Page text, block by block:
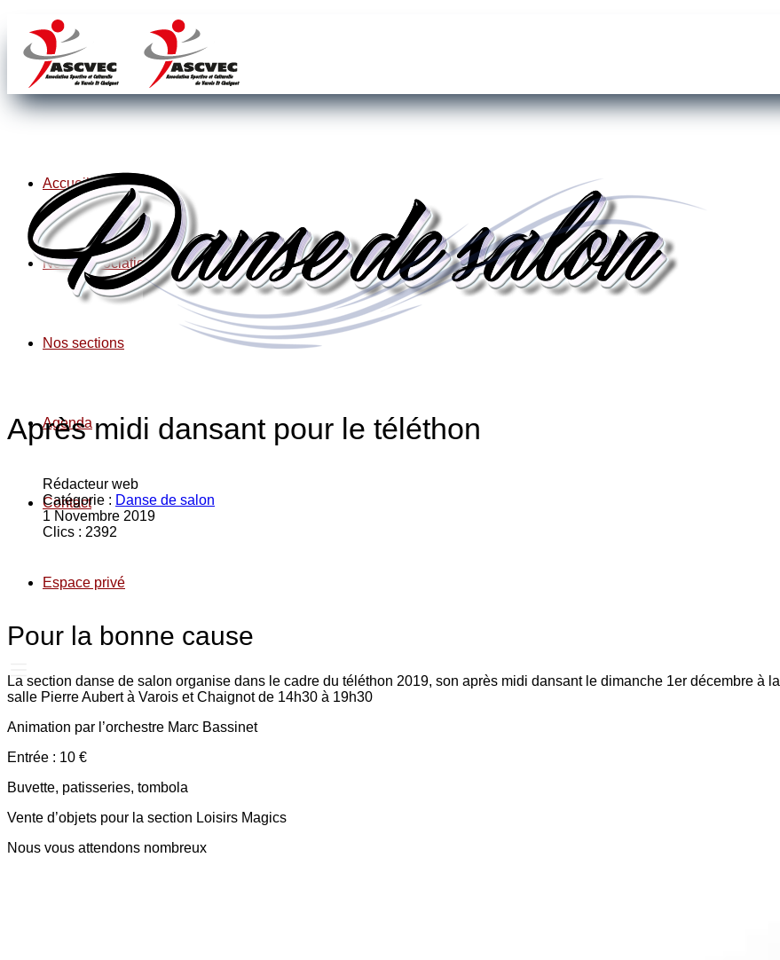
Accueil
Notre association
Nos sections
Agenda
Contact
Espace privé
Après midi dansant pour le téléthon
Rédacteur web
Catégorie : Danse de salon
1 Novembre 2019
Clics : 2392
Pour la bonne cause
La section danse de salon organise dans le cadre du téléthon 2019, son après midi dansant le dimanche 1er décembre à la
salle Pierre Aubert à Varois et Chaignot de 14h30 à 19h30
Animation par l’orchestre Marc Bassinet
Entrée : 10 €
Buvette, patisseries, tombola
Vente d’objets pour la section Loisirs Magics
Nous vous attendons nombreux